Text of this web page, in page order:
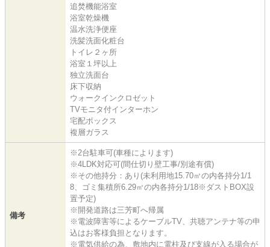
追焚機能浴室
浴室乾燥機
温水洗浄便座
洗髪洗面化粧台
トイレ２ヶ所
浴室１坪以上
独立洗面台
床下収納
ウォークインクロゼット
TVモニタ付インターホン
宅配ボックス
複層ガラス
備考
※2台駐車可(車種によります)
※4LDK対応可(間仕切り壁工事/別途有償)
※その他持分：あり(未利用地15.70㎡の内各持分1/1
8、ゴミ集積所6.29㎡の内各持分1/18※ダストBOX設
置予定)
※開発道路は三芳町へ帰属
※電波障害等によるケーブルTV、共聴アンテナ等の申
込はお客様負担となります。
※電気供給の為、敷地内に電柱及び支線が入る場合が